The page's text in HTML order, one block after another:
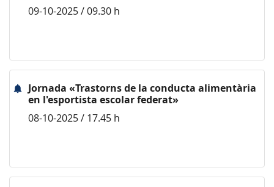
09-10-2025 / 09.30 h
Jornada «Trastorns de la conducta alimentària
en l'esportista escolar federat»
08-10-2025 / 17.45 h